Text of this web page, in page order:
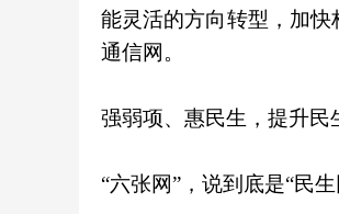
能灵活的方向转型，加
通信网。
强弱项、惠民生，提升民
“六张网”，说到底是“民